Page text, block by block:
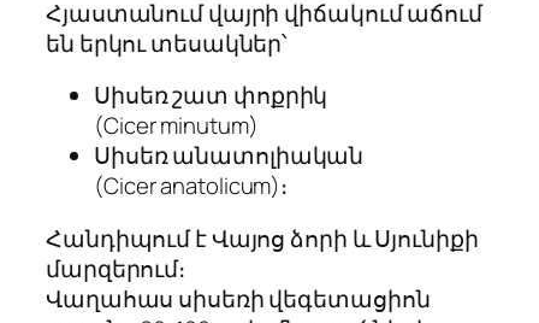
Հյաստանում վայրի վիճակում աճում
են երկու տեսակներ՝
Սիսեռ շատ փոքրիկ
(Cicerminutum)
Սիսեռ անատոլիական
(Ciceranatolicum)։
Հանդիպում է Վայոց ձորի և Սյունիքի
մարզերում։
Վաղահաս սիսեռի վեգետացիոն